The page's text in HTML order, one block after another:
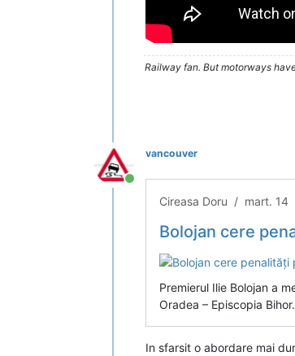
Railway fan. But motorways
Conectat
vancouver
Cireasa Doru / mart. 14
Bolojan cere
Premierul Ilie Bolojan a
Oradea – Episcopia Bihor.
In sfarsit o abordare mai